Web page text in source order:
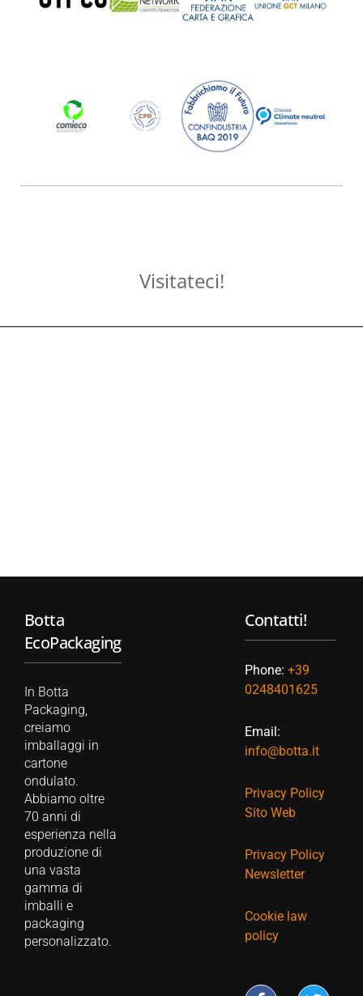
Visitateci!
Botta
EcoPackaging
In Botta
Packaging,
creiamo
imballaggi in
cartone
ondulato.
Abbiamo oltre
70 anni di
esperienza nella
produzione di
una vasta
gamma di
imballi e
packaging
personalizzato.
Contatti!
Phone: +39
0248401625
Email:
info@botta.it
Privacy Policy
Sito Web
Privacy Policy
Newsletter
Cookie law
policy